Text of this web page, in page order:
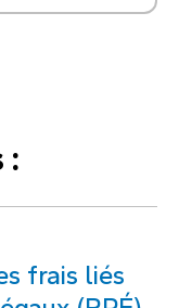
:
frais liés